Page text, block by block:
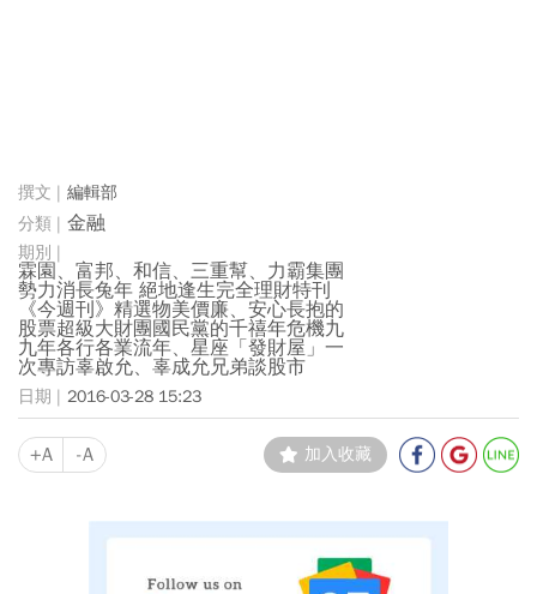
編輯部
金融
霖園、富邦、和信、三重幫、力霸集團
勢力消長兔年 絕地逢生完全理財特刊
《今週刊》精選物美價廉、安心長抱的
股票超級大財團國民黨的千禧年危機九
九年各行各業流年、星座「發財屋」一
次專訪辜啟允、辜成允兄弟談股市
2016-03-28 15:23
+A -A 加入收藏